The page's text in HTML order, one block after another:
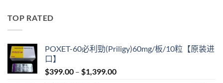
TOP RATED
POXET-60必利勁(Priligy)60mg/板/10粒【原装进
口】
$399.00 – $1,399.00Price